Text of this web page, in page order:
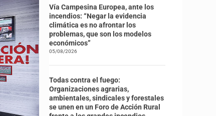
Vía Campesina Europea, ante los
incendios: “Negar la evidencia
climática es no afrontar los
problemas, que son los modelos
económicos”
05/08/2026
Todas contra el fuego:
Organizaciones agrarias,
ambientales, sindicales y forestales
se unen en un Foro de Acción Rural